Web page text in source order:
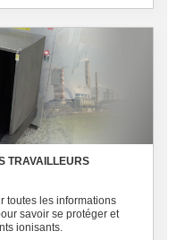
TRAVAILLEURS
toutes les informations
savoir se protéger et
ionisants.